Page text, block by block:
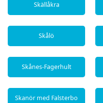
Skällåkra
Skålö
Skånes-Fagerhult
Skanör med Falsterbo